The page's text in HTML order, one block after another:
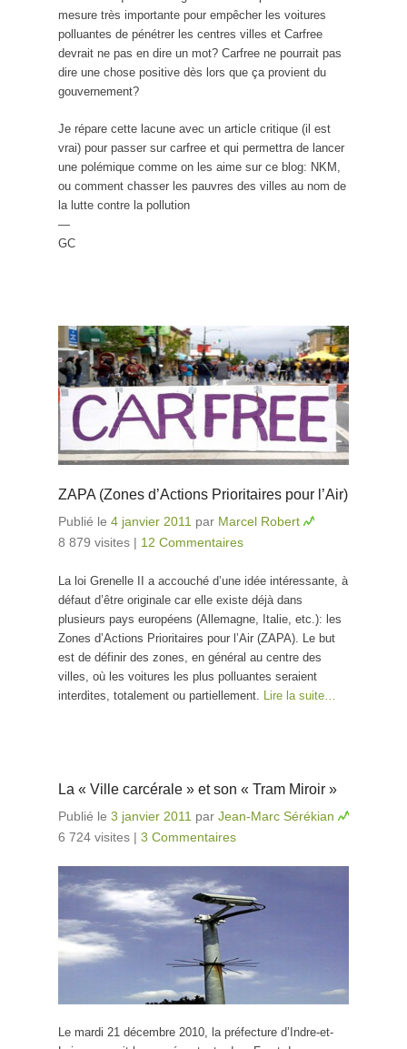
mesure très importante pour empêcher les voitures
polluantes de pénétrer les centres villes et Carfree
devrait ne pas en dire un mot? Carfree ne pourrait pas
dire une chose positive dès lors que ça provient du
gouvernement?
Je répare cette lacune avec un article critique (il est
vrai) pour passer sur carfree et qui permettra de lancer
une polémique comme on les aime sur ce blog: NKM,
ou comment chasser les pauvres des villes au nom de
la lutte contre la pollution
—
GC
ZAPA (Zones d’Actions Prioritaires pour l’Air)
Publié le 4 janvier 2011 par Marcel Robert
8 879 visites | 12 Commentaires
La loi Grenelle II a accouché d’une idée intéressante, à
défaut d’être originale car elle existe déjà dans
plusieurs pays européens (Allemagne, Italie, etc.): les
Zones d’Actions Prioritaires pour l’Air (ZAPA). Le but
est de définir des zones, en général au centre des
villes, où les voitures les plus polluantes seraient
interdites, totalement ou partiellement. Lire la suite…
La « Ville carcérale » et son « Tram Miroir »
Publié le 3 janvier 2011 par Jean-Marc Sérékian
6 724 visites | 3 Commentaires
Le mardi 21 décembre 2010, la préfecture d’Indre-et-